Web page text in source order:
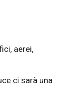
aerei,
ci sarà una